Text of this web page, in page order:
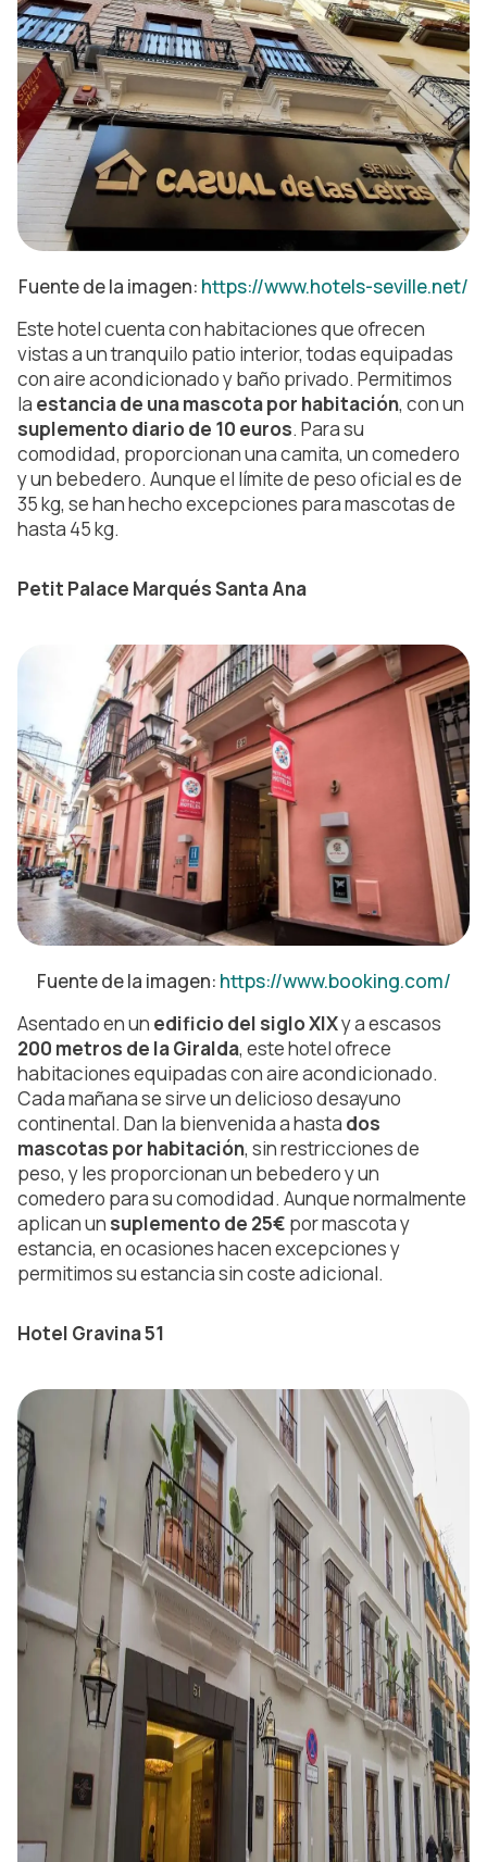
Fuente de la imagen: https://www.hotels-seville.net/
Este hotel cuenta con habitaciones que ofrecen
vistas a un tranquilo patio interior, todas equipadas
con aire acondicionado y baño privado. Permitimos
la estancia de una mascota por habitación, con un
suplemento diario de 10 euros. Para su
comodidad, proporcionan una camita, un comedero
y un bebedero. Aunque el límite de peso oficial es de
35 kg, se han hecho excepciones para mascotas de
hasta 45 kg.
Petit Palace Marqués Santa Ana
Fuente de la imagen: https://www.booking.com/
Asentado en un edificio del siglo XIXy a escasos
200 metros de la Giralda, este hotel ofrece
habitaciones equipadas con aire acondicionado.
Cada mañana se sirve un delicioso desayuno
continental. Dan la bienvenida a hasta dos
mascotas por habitación, sin restricciones de
peso, y les proporcionan un bebedero y un
comedero para su comodidad. Aunque normalmente
aplican un suplemento de 25€ por mascota y
estancia, en ocasiones hacen excepciones y
permitimos su estancia sin coste adicional.
Hotel Gravina 51